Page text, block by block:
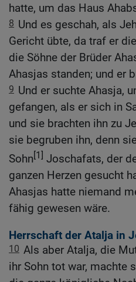
hatte, um das Haus
8 Und es geschah, als
Gericht übte, da traf er
die Söhne der Brüder
Ahasjas standen; und er
9 Und er suchte Ahasja,
gefangen, als er sich in
und sie brachten ihn zu
sie begruben ihn, denn
Sohn[1] Joschafats, der
ganzen Herzen gesucht
Ahasjas hatte niemand
fähig gewesen wäre.
Herrschaft der Atalja in
10 Als aber Atalja, die
ihr Sohn tot war, machte